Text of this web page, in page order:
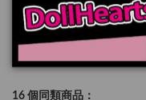
規格
16 個同類商品：